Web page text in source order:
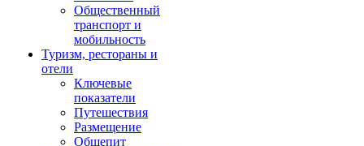
Общественный
транспорт и
мобильность
Туризм, рестораны и
отели
Ключевые
показатели
Путешествия
Размещение
Общепит